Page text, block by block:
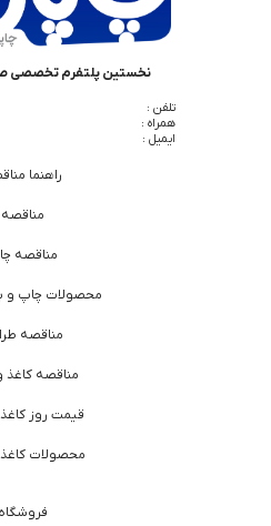
نخستین پلتفرم تخصصی
تلفن :
همراه :
ایمیل :
راهنما
مناقصه
مناقصه
محصولات چاپ و
مناقصه
مناقصه کاغذ
قیمت روز
محصولات
فروشگاه